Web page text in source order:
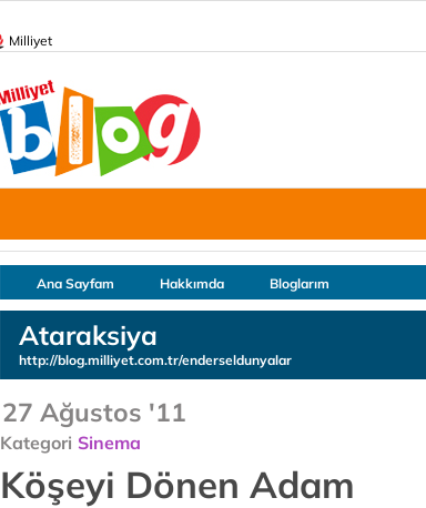
Milliyet
Ana Sayfam Hakkımda Bloglarım
Ataraksiya
http://blog.milliyet.com.tr/enderseldunyalar
27 Ağustos '11
Kategori Sinema
Köşeyi Dönen Adam